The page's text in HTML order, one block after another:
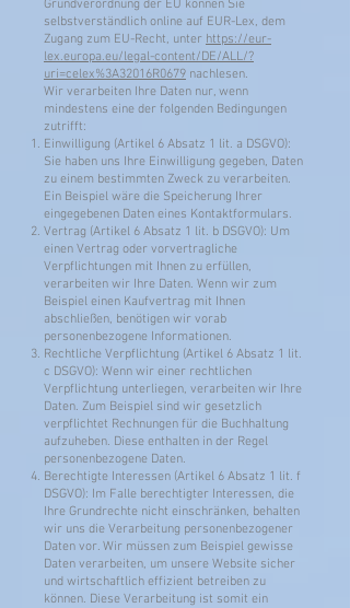
Grundverordnung der EU können Sie
selbstverständlich online auf EUR-Lex, dem
Zugang zum EU-Recht, unter https://eur-
lex.europa.eu/legal-content/DE/ALL/?
uri=celex%3A32016R0679 nachlesen.
Wir verarbeiten Ihre Daten nur, wenn
mindestens eine der folgenden Bedingungen
zutrifft:
Einwilligung (Artikel 6 Absatz 1 lit. a DSGVO):
Sie haben uns Ihre Einwilligung gegeben, Daten
zu einem bestimmten Zweck zu verarbeiten.
Ein Beispiel wäre die Speicherung Ihrer
eingegebenen Daten eines Kontaktformulars.
Vertrag (Artikel 6 Absatz 1 lit. b DSGVO): Um
einen Vertrag oder vorvertragliche
Verpflichtungen mit Ihnen zu erfüllen,
verarbeiten wir Ihre Daten. Wenn wir zum
Beispiel einen Kaufvertrag mit Ihnen
abschließen, benötigen wir vorab
personenbezogene Informationen.
Rechtliche Verpflichtung (Artikel 6 Absatz 1 lit.
c DSGVO): Wenn wir einer rechtlichen
Verpflichtung unterliegen, verarbeiten wir Ihre
Daten. Zum Beispiel sind wir gesetzlich
verpflichtet Rechnungen für die Buchhaltung
aufzuheben. Diese enthalten in der Regel
personenbezogene Daten.
Berechtigte Interessen (Artikel 6 Absatz 1 lit. f
DSGVO): Im Falle berechtigter Interessen, die
Ihre Grundrechte nicht einschränken, behalten
wir uns die Verarbeitung personenbezogener
Daten vor. Wir müssen zum Beispiel gewisse
Daten verarbeiten, um unsere Website sicher
und wirtschaftlich effizient betreiben zu
können. Diese Verarbeitung ist somit ein